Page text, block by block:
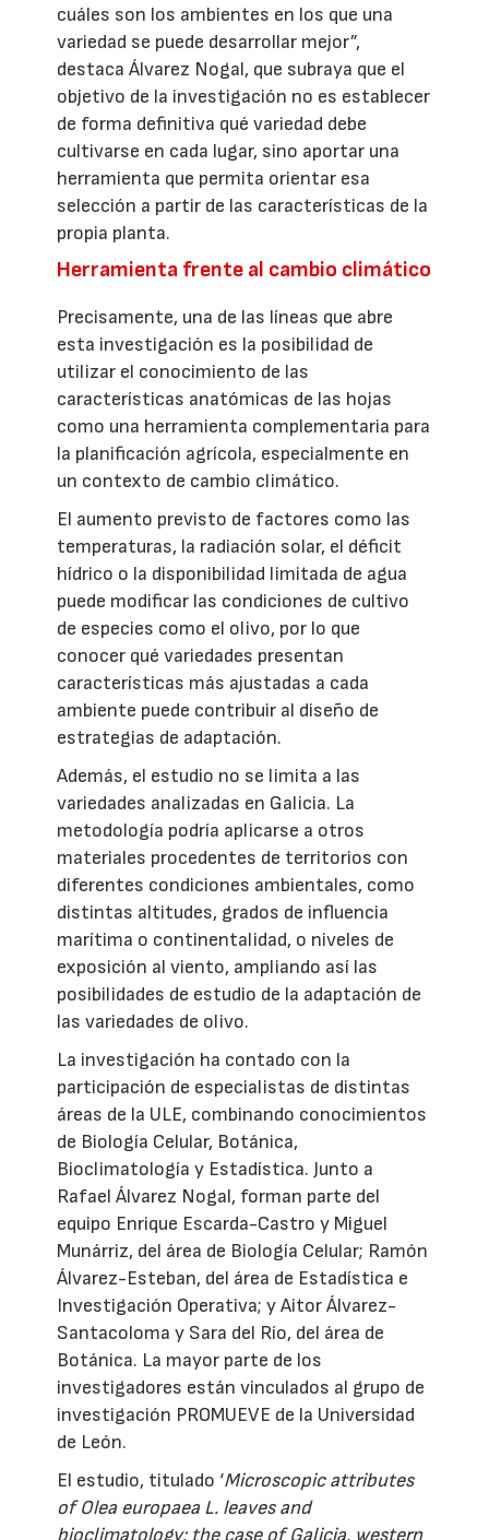
cuáles son los ambientes en los que una
variedad se puede desarrollar mejor”,
destaca Álvarez Nogal, que subraya que el
objetivo de la investigación no es establecer
de forma definitiva qué variedad debe
cultivarse en cada lugar, sino aportar una
herramienta que permita orientar esa
selección a partir de las características de la
propia planta.
Herramienta frente al cambio climático
Precisamente, una de las líneas que abre
esta investigación es la posibilidad de
utilizar el conocimiento de las
características anatómicas de las hojas
como una herramienta complementaria para
la planificación agrícola, especialmente en
un contexto de cambio climático.
El aumento previsto de factores como las
temperaturas, la radiación solar, el déficit
hídrico o la disponibilidad limitada de agua
puede modificar las condiciones de cultivo
de especies como el olivo, por lo que
conocer qué variedades presentan
características más ajustadas a cada
ambiente puede contribuir al diseño de
estrategias de adaptación.
Además, el estudio no se limita a las
variedades analizadas en Galicia. La
metodología podría aplicarse a otros
materiales procedentes de territorios con
diferentes condiciones ambientales, como
distintas altitudes, grados de influencia
marítima o continentalidad, o niveles de
exposición al viento, ampliando así las
posibilidades de estudio de la adaptación de
las variedades de olivo.
La investigación ha contado con la
participación de especialistas de distintas
áreas de la ULE, combinando conocimientos
de Biología Celular, Botánica,
Bioclimatología y Estadística. Junto a
Rafael Álvarez Nogal, forman parte del
equipo Enrique Escarda-Castro y Miguel
Munárriz, del área de Biología Celular; Ramón
Álvarez-Esteban, del área de Estadística e
Investigación Operativa; y Aitor Álvarez-
Santacoloma y Sara del Río, del área de
Botánica. La mayor parte de los
investigadores están vinculados al grupo de
investigación PROMUEVE de la Universidad
de León.
El estudio, titulado ‘Microscopic attributes
of Olea europaea L. leaves and
bioclimatology: the case of Galicia, western